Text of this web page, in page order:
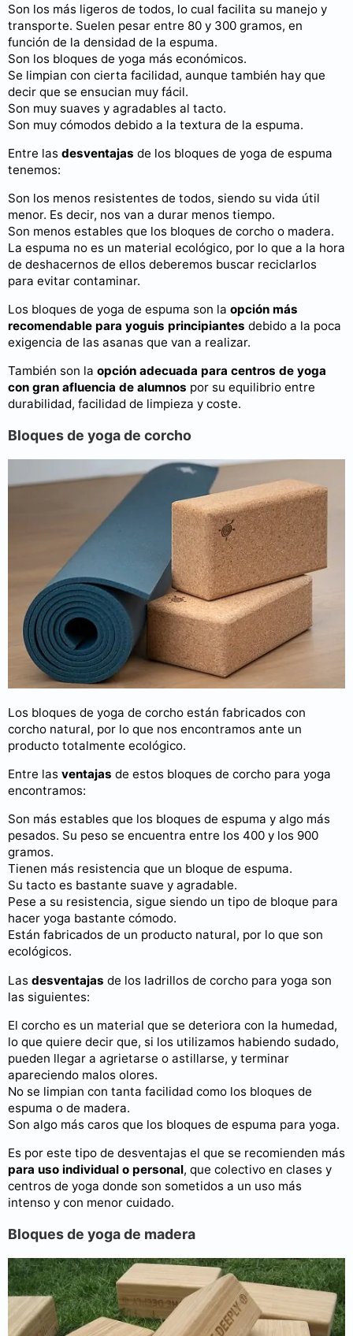
Son los más ligeros de todos, lo cual facilita su manejo y
transporte. Suelen pesar entre 80 y 300 gramos, en
función de la densidad de la espuma.
Son los bloques de yoga más económicos.
Se limpian con cierta facilidad, aunque también hay que
decir que se ensucian muy fácil.
Son muy suaves y agradables al tacto.
Son muy cómodos debido a la textura de la espuma.
Entre las desventajas de los bloques de yoga de espuma
tenemos:
Son los menos resistentes de todos, siendo su vida útil
menor. Es decir, nos van a durar menos tiempo.
Son menos estables que los bloques de corcho o madera.
La espuma no es un material ecológico, por lo que a la hora
de deshacernos de ellos deberemos buscar reciclarlos
para evitar contaminar.
Los bloques de yoga de espuma son la opción más
recomendable para yoguis principiantes debido a la poca
exigencia de las asanas que van a realizar.
También son la opción adecuada para centros de yoga
con gran afluencia de alumnos por su equilibrio entre
durabilidad, facilidad de limpieza y coste.
Bloques de yoga de corcho
Los bloques de yoga de corcho están fabricados con
corcho natural, por lo que nos encontramos ante un
producto totalmente ecológico.
Entre las ventajas de estos bloques de corcho para yoga
encontramos:
Son más estables que los bloques de espuma y algo más
pesados. Su peso se encuentra entre los 400 y los 900
gramos.
Tienen más resistencia que un bloque de espuma.
Su tacto es bastante suave y agradable.
Pese a su resistencia, sigue siendo un tipo de bloque para
hacer yoga bastante cómodo.
Están fabricados de un producto natural, por lo que son
ecológicos.
Las desventajas de los ladrillos de corcho para yoga son
las siguientes:
El corcho es un material que se deteriora con la humedad,
lo que quiere decir que, si los utilizamos habiendo sudado,
pueden llegar a agrietarse o astillarse, y terminar
apareciendo malos olores.
No se limpian con tanta facilidad como los bloques de
espuma o de madera.
Son algo más caros que los bloques de espuma para yoga.
Es por este tipo de desventajas el que se recomienden más
para uso individual o personal, que colectivo en clases y
centros de yoga donde son sometidos a un uso más
intenso y con menor cuidado.
Bloques de yoga de madera